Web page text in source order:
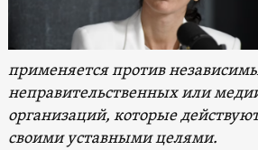
применяется против
неправительственных или
организаций, которые
своими уставными целями.